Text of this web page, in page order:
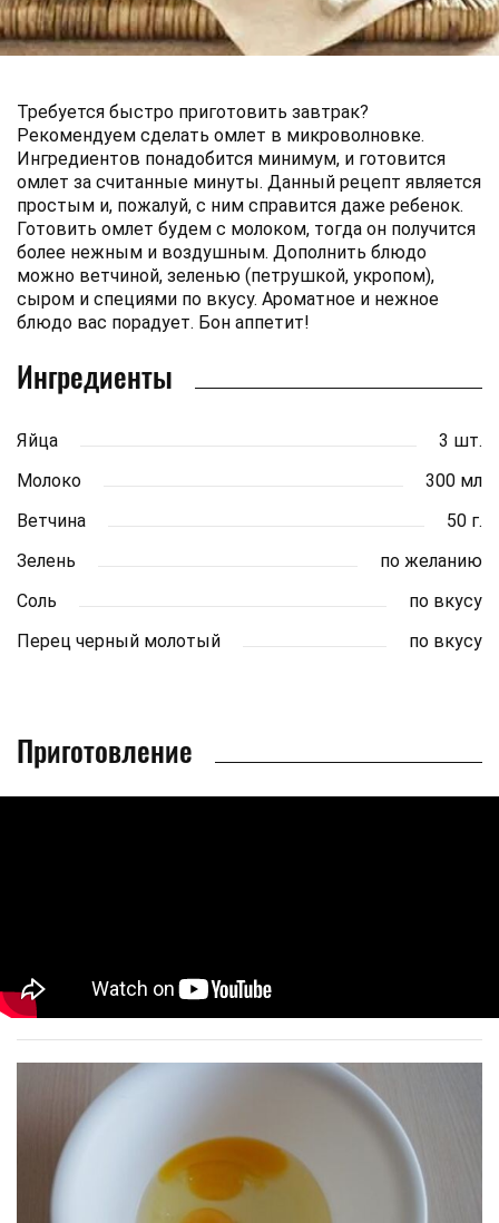
Требуется быстро приготовить завтрак?
Рекомендуем сделать омлет в микроволновке.
Ингредиентов понадобится минимум, и готовится
омлет за считанные минуты. Данный рецепт является
простым и, пожалуй, с ним справится даже ребенок.
Готовить омлет будем с молоком, тогда он получится
более нежным и воздушным. Дополнить блюдо
можно ветчиной, зеленью (петрушкой, укропом),
сыром и специями по вкусу. Ароматное и нежное
блюдо вас порадует. Бон аппетит!
Ингредиенты
Яйца
3 шт.
Молоко
300 мл
Ветчина
50 г.
Зелень
по желанию
Соль
по вкусу
Перец черный молотый
по вкусу
Приготовление